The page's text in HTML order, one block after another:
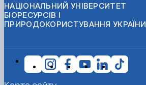
НАЦІОНАЛЬНИЙ УНІВЕРСИТЕТ
БІОРЕСУРСІВ І
ПРИРОДОКОРИСТУВАННЯ УКРАЇНИ